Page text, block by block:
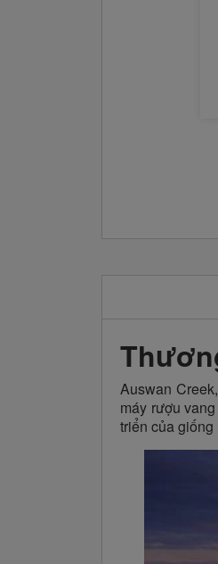
Auswan
máy rượu
triển của